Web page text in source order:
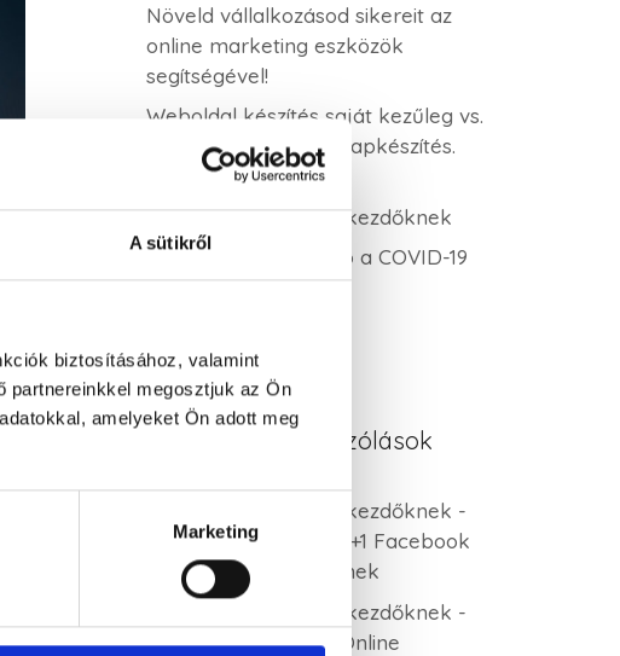
A sütikről
biztosításához, valamint
partnereinkkel megosztjuk az Ön
amelyeket Ön adott meg
Marketing
Növeld vállalkozásod sikereit az
online marketing eszközök
segítségével!
Weboldal készítés saját kezűleg vs.
profi WordPress honlapkészítés.
Melyik éri meg?
Keresőoptimalizálás kezdőknek
Online kommunikáció a COVID-19
idején 3. rész
Legutóbbi hozzászólások
Keresőoptimalizálás kezdőknek -
V.AD MARKETING
5+1 Facebook
hirdetés tipp kezdőknek
Keresőoptimalizálás kezdőknek -
V.AD MARKETING-
Online